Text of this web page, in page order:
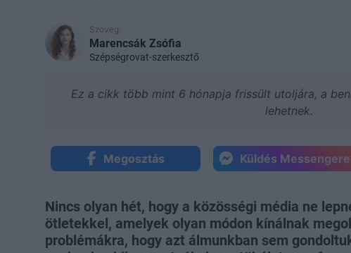
Szöveg:
Marencsák Zsófia
Szépségrovat-szerkesztő
Ez a cikk több mint 6 hónapja frissült utoljára, a
lehetnek.
Megosztás Küldés
Nincs olyan hét, hogy a közösségi média ne
ötletekkel, amelyek olyan módon kínálnak
problémákra, hogy azt álmunkban sem